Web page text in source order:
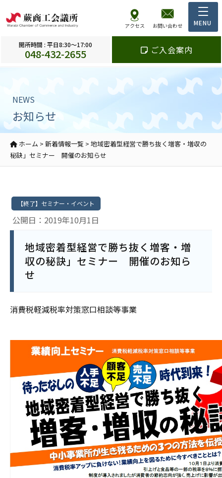
アクセス お問い合わせ
開所時間 : 平日8:30～17:00
048-432-2655 ご入会案内
NEWS
お知らせ
ホーム > 新着情報一覧 > 地域密着型経営で勝ち抜く増客・増収の
秘訣」セミナー 開催のお知らせ
公開日：2019年10月1日
【終了】セミナー・イベント
地域密着型経営で勝ち抜く増客・増
収の秘訣」セミナー 開催のお知ら
せ
消費税軽減税率対策窓口相談等事業